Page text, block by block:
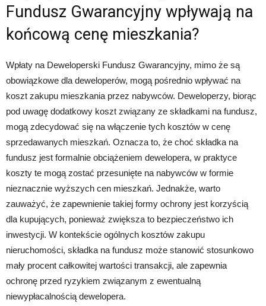
Fundusz Gwarancyjny wpływają na
końcową cenę mieszkania?
Wpłaty na Deweloperski Fundusz Gwarancyjny, mimo że są
obowiązkowe dla deweloperów, mogą pośrednio wpływać na
koszt zakupu mieszkania przez nabywców. Deweloperzy, biorąc
pod uwagę dodatkowy koszt związany ze składkami na fundusz,
mogą zdecydować się na włączenie tych kosztów w cenę
sprzedawanych mieszkań. Oznacza to, że choć składka na
fundusz jest formalnie obciążeniem dewelopera, w praktyce
koszty te mogą zostać przesunięte na nabywców w formie
nieznacznie wyższych cen mieszkań. Jednakże, warto
zauważyć, że zapewnienie takiej formy ochrony jest korzyścią
dla kupujących, ponieważ zwiększa to bezpieczeństwo ich
inwestycji. W kontekście ogólnych kosztów zakupu
nieruchomości, składka na fundusz może stanowić stosunkowo
mały procent całkowitej wartości transakcji, ale zapewnia
ochronę przed ryzykiem związanym z ewentualną
niewypłacalnością dewelopera.